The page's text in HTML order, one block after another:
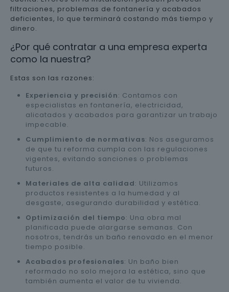
filtraciones, problemas de fontanería y acabados
deficientes, lo que terminará costando más tiempo y
dinero.
¿Por qué contratar a una empresa experta
como la nuestra?
Estas son las razones:
Experiencia y precisión: Contamos con
especialistas en fontanería, electricidad,
alicatados y acabados para garantizar un trabajo
impecable.
Cumplimiento de normativas: Nos aseguramos
de que tu reforma cumpla con las regulaciones
vigentes, evitando sanciones o problemas
futuros.
Materiales de alta calidad: Utilizamos
productos resistentes a la humedad y al
desgaste, asegurando durabilidad y estética.
Optimización del tiempo: Una obra mal
planificada puede alargarse semanas. Con
nosotros, tendrás un baño renovado en el menor
tiempo posible.
Acabados profesionales: Un baño bien
reformado no solo mejora la estética, sino que
también aumenta el valor de tu vivienda.